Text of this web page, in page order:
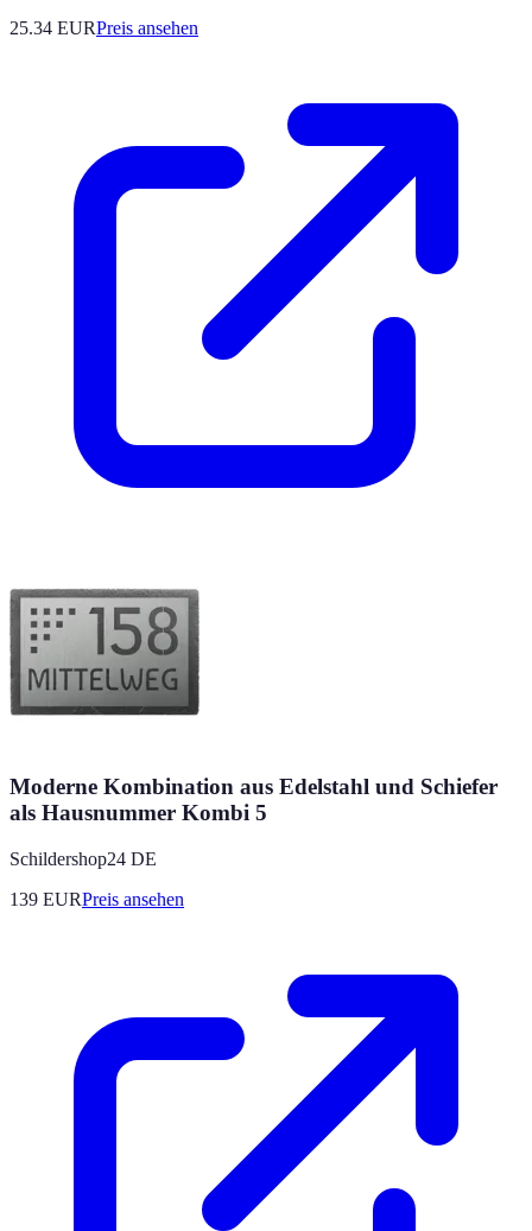
25.34 EURPreis ansehen
Moderne Kombination aus Edelstahl und Schiefer
als Hausnummer Kombi 5
Schildershop24 DE
139 EURPreis ansehen